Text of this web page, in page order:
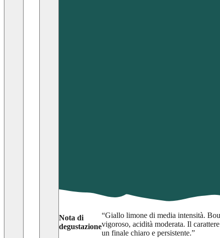
Nota di
degustazione
“Giallo limone di media intensità.
vigoroso, acidità moderata. Il
un finale chiaro e persistente.”